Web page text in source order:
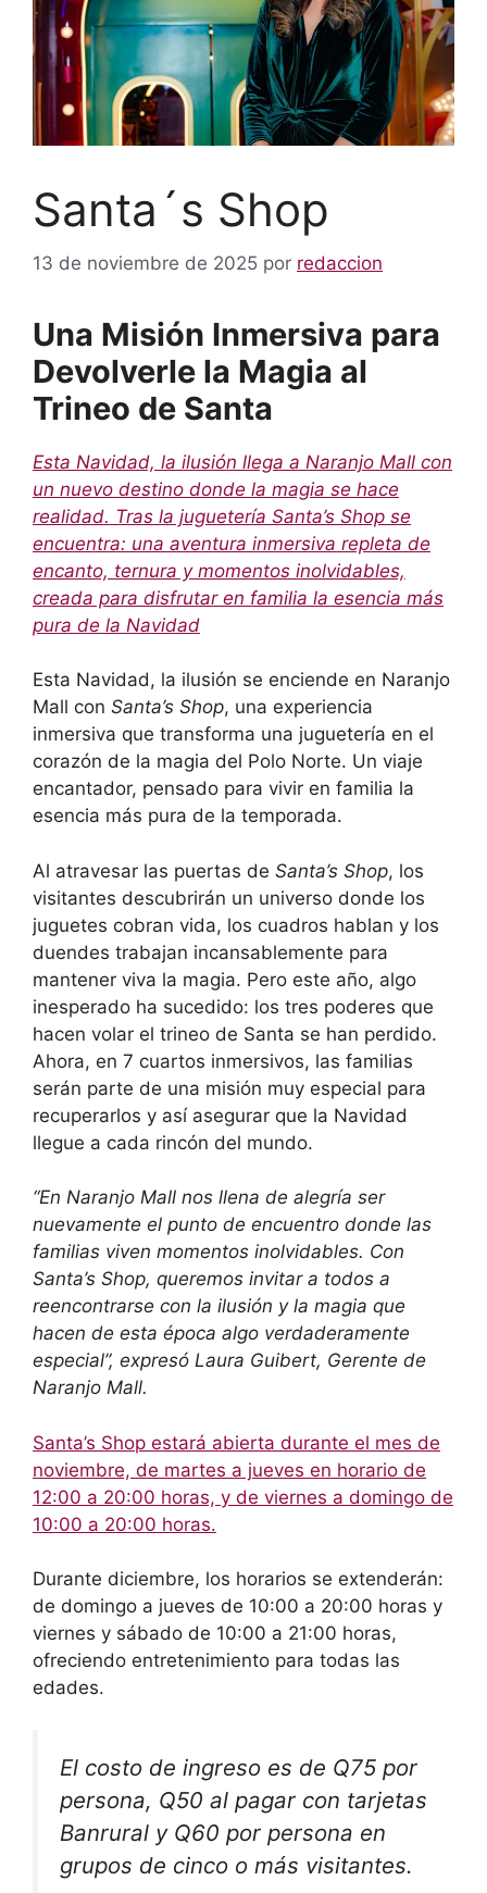
Santa´s Shop
13 de noviembre de 2025 por redaccion
Una Misión Inmersiva para
Devolverle la Magia al
Trineo de Santa
Esta Navidad, la ilusión llega a Naranjo Mall con
un nuevo destino donde la magia se hace
realidad. Tras la juguetería Santa’s Shop se
encuentra: una aventura inmersiva repleta de
encanto, ternura y momentos inolvidables,
creada para disfrutar en familia la esencia más
pura de la Navidad
Esta Navidad, la ilusión se enciende en Naranjo
Mall con Santa’s Shop, una experiencia
inmersiva que transforma una juguetería en el
corazón de la magia del Polo Norte. Un viaje
encantador, pensado para vivir en familia la
esencia más pura de la temporada.
Al atravesar las puertas de Santa’s Shop, los
visitantes descubrirán un universo donde los
juguetes cobran vida, los cuadros hablan y los
duendes trabajan incansablemente para
mantener viva la magia. Pero este año, algo
inesperado ha sucedido: los tres poderes que
hacen volar el trineo de Santa se han perdido.
Ahora, en 7 cuartos inmersivos, las familias
serán parte de una misión muy especial para
recuperarlos y así asegurar que la Navidad
llegue a cada rincón del mundo.
“En Naranjo Mall nos llena de alegría ser
nuevamente el punto de encuentro donde las
familias viven momentos inolvidables. Con
Santa’s Shop, queremos invitar a todos a
reencontrarse con la ilusión y la magia que
hacen de esta época algo verdaderamente
especial”, expresó Laura Guibert, Gerente de
Naranjo Mall.
Santa’s Shop estará abierta durante el mes de
noviembre, de martes a jueves en horario de
12:00 a 20:00 horas, y de viernes a domingo de
10:00 a 20:00 horas.
Durante diciembre, los horarios se extenderán:
de domingo a jueves de 10:00 a 20:00 horas y
viernes y sábado de 10:00 a 21:00 horas,
ofreciendo entretenimiento para todas las
edades.
El costo de ingreso es de Q75 por
persona, Q50 al pagar con tarjetas
Banrural y Q60 por persona en
grupos de cinco o más visitantes.